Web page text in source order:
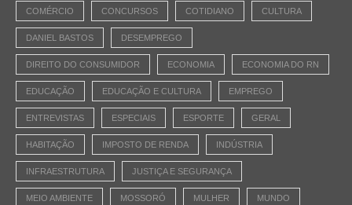
COMÉRCIO CONCURSOS COTIDIANO CULTURA
DANIEL BASTOS DESEMPREGO
DIREITO DO CONSUMIDOR ECONOMIA ECONOMIA DO RN
EDUCAÇÃO EDUCAÇÃO E CULTURA EMPREGO
ENTREVISTAS ESPECIAIS ESPORTE GERAL
HABITAÇÃO IMPOSTO DE RENDA INDÚSTRIA
INFRAESTRUTURA JUSTIÇA E SEGURANÇA
MEIO AMBIENTE MOSSORÓ MULHER MUNDO